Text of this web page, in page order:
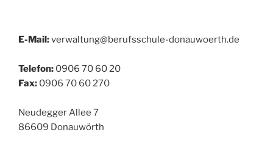
E-Mail:verwaltung@berufsschule-donauwoerth.de
Telefon: 0906 70 60 20
Fax: 0906 70 60 270
Neudegger Allee 7
86609 Donauwörth